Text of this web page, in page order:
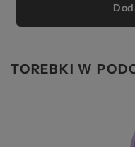
TOREBKI W